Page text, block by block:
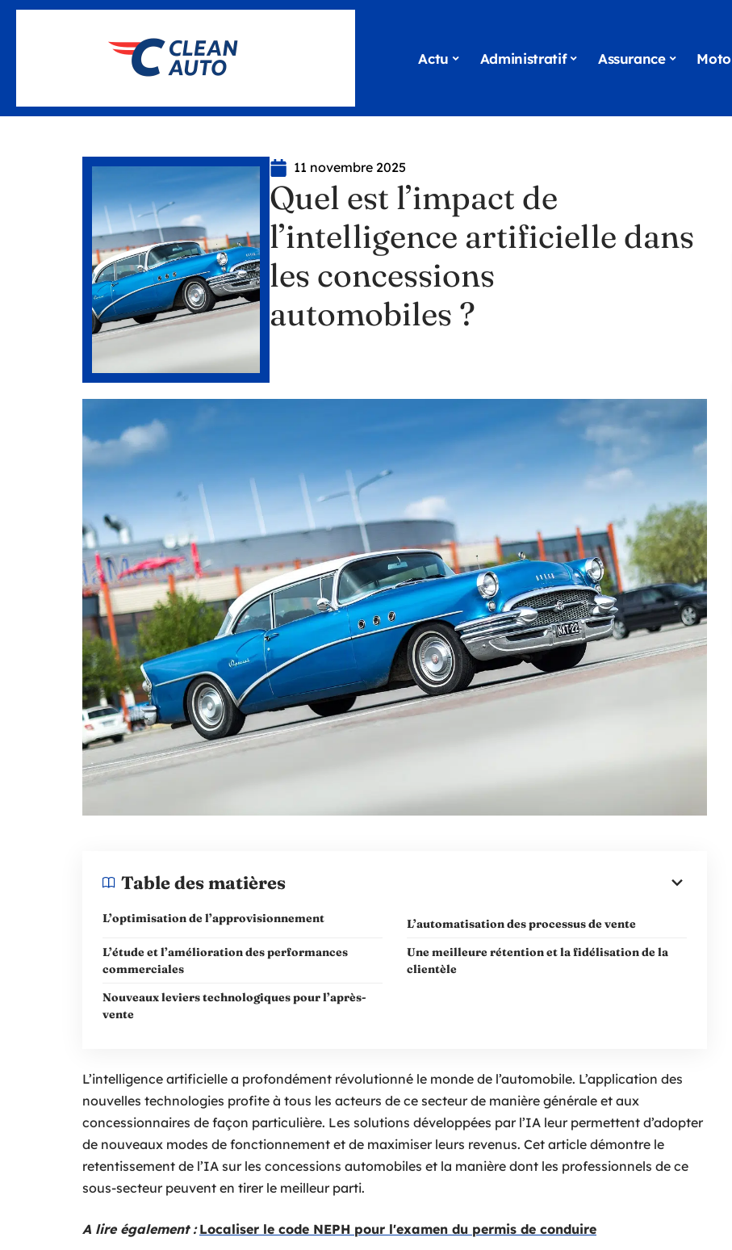
Actu Administratif Assurance Moto
11 novembre 2025
Quel est l’impact de
l’intelligence artificielle dans
les concessions
automobiles ?
Table des matières
L’optimisation de l’approvisionnement
L’automatisation des processus de vente
L’étude et l’amélioration des performances
commerciales
Une meilleure rétention et la fidélisation de la
clientèle
Nouveaux leviers technologiques pour l’après-
vente
L’intelligence artificielle a profondément révolutionné le monde de l’automobile. L’application des
nouvelles technologies profite à tous les acteurs de ce secteur de manière générale et aux
concessionnaires de façon particulière. Les solutions développées par l’IA leur permettent d’adopter
de nouveaux modes de fonctionnement et de maximiser leurs revenus. Cet article démontre le
retentissement de l’IA sur les concessions automobiles et la manière dont les professionnels de ce
sous-secteur peuvent en tirer le meilleur parti.
A lire également : Localiser le code NEPH pour l'examen du permis de conduire